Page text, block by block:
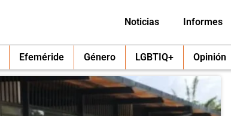
Noticias Informes
Efeméride Género LGBTIQ+ Opinión